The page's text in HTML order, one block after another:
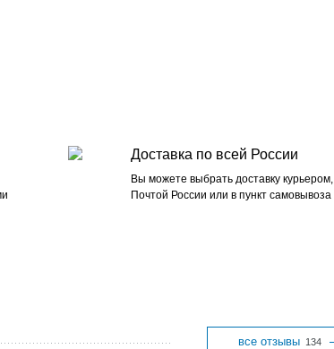
Доставка по всей России
Вы можете выбрать доставку курьером,
Почтой России или в пункт самовывоза
все отзывы 134